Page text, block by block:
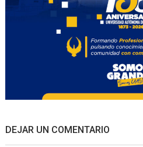
DEJAR UN COMENTARIO